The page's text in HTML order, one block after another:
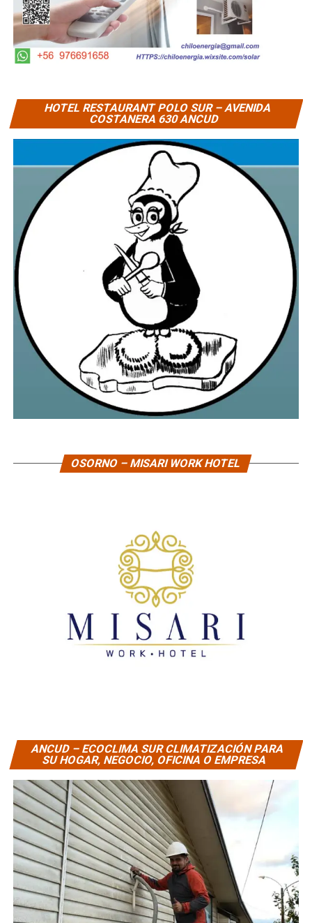
HOTEL RESTAURANT POLO SUR – AVENIDA
COSTANERA 630 ANCUD
OSORNO – MISARI WORK HOTEL
ANCUD – ECOCLIMA SUR CLIMATIZACIÓN PARA
SU HOGAR, NEGOCIO, OFICINA O EMPRESA